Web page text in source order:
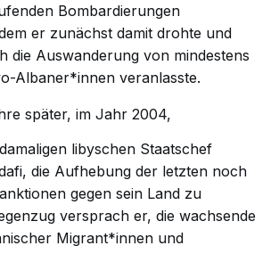
Bombardierungen
er zunächst damit drohte und
die Auswanderung von mindestens
Albaner*innen veranlasste.
später, im Jahr 2004,
libyschen Staatschef
die Aufhebung der letzten noch
gegen sein Land zu
versprach er, die wachsende
Migrant*innen und